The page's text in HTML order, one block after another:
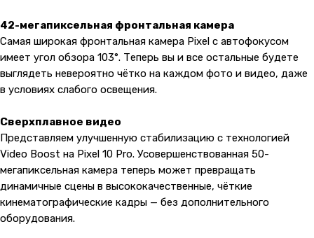
42-мегапиксельная фронтальная камера
Самая широкая фронтальная камера Pixel с автофокусом
имеет угол обзора 103°. Теперь вы и все остальные будете
выглядеть невероятно чётко на каждом фото и видео, даже
в условиях слабого освещения.
Сверхплавное видео
Представляем улучшенную стабилизацию с технологией
Video Boost на Pixel 10 Pro. Усовершенствованная 50-
мегапиксельная камера теперь может превращать
динамичные сцены в высококачественные, чёткие
кинематографические кадры — без дополнительного
оборудования.